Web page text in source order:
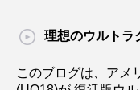
理想のウルトラ
このブログは、アメ